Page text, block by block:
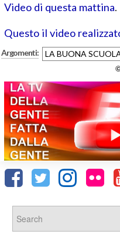
Video di questa mattina.
Questo il video
Argomenti: LA BUONA